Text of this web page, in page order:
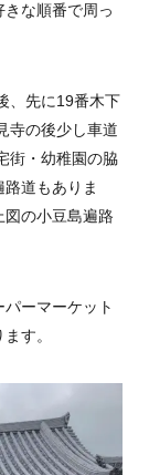
な順番で周っ
、先に19番木下
寺の後少し車道
街・幼稚園の脇
道もありま
の小豆島遍路
ーマーケット
す。